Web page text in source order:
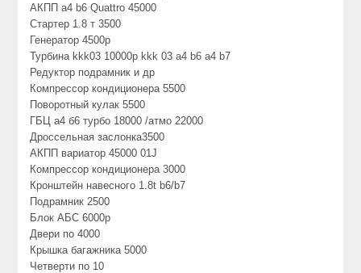
АКПП a4 b6 Quattro 45000
Стартер 1.8 т 3500
Генератор 4500р
Турбина kkk03 10000р kkk 03 a4 b6 a4 b7
Редуктор подрамник и др
Компрессор кондиционера 5500
Поворотный кулак 5500
ГБЦ а4 б6 турбо 18000 /атмо 22000
Дроссельная заслонка3500
АКПП вариатор 45000 01J
Компрессор кондиционера 3000
Кронштейн навесного 1.8t b6/b7
Подрамник 2500
Блок АБС 6000р
Двери по 4000
Крышка багажника 5000
Четверти по 10